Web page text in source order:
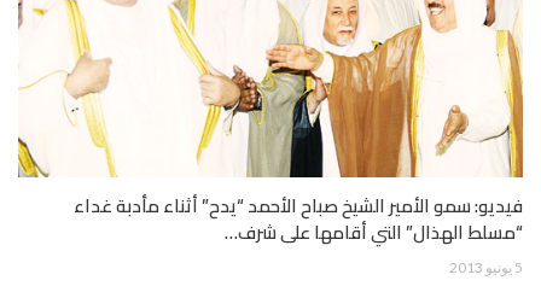
فيديو: سمو الأمير الشيخ صباح الأحمد “يدح” أثناء مأدبة غداء
“مسلط الهذال” التي أقامها على شرف…
5 يونيو 2013